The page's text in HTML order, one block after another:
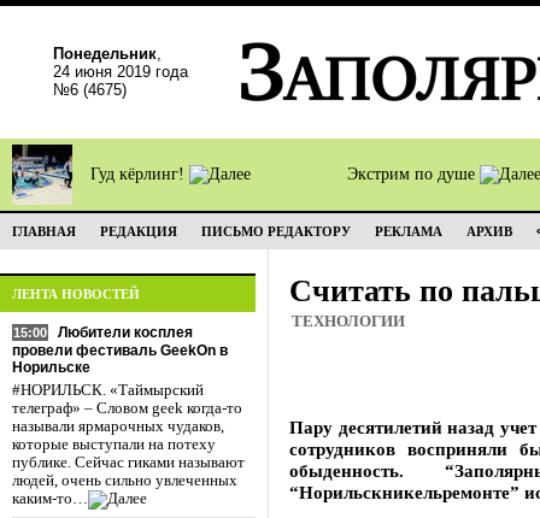
Понедельник,
24 июня 2019 года
№6 (4675)
Гуд кёрлинг! Экстрим по душе
ГЛАВНАЯ РЕДАКЦИЯ ПИСЬМО РЕДАКТОРУ РЕКЛАМА АРХИВ
ЛЕНТА НОВОСТЕЙ
15:00
Любители косплея
провели фестиваль GeekOn в
Норильске
#НОРИЛЬСК. «Таймырский
телеграф» – Словом geek когда-то
называли ярмарочных чудаков,
которые выступали на потеху
публике. Сейчас гиками называют
людей, очень сильно увлеченных
каким-то…
Считать по
ТЕХНОЛОГИИ
Пару десятилетий назад
сотрудников восприняли
обыденность.
“Норильскникельремонте”